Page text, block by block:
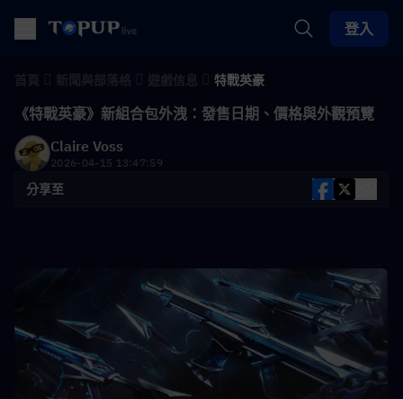
登入
特戰英豪
《特戰英豪》新組合包外洩：發售日期、價格與外觀預覽
Claire Voss
2026-04-15 13:47:59
分享至